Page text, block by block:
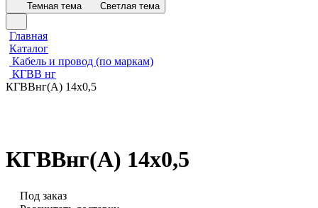
Темная тема Светлая тема
Главная
Каталог
Кабель и провод (по маркам)
КГВВ нг
КГВВнг(А) 14х0,5
КГВВнг(А) 14х0,5
Под заказ